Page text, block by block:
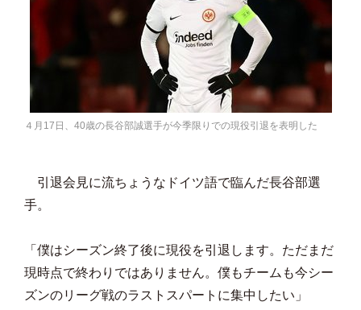
４月17日、40歳の長谷部誠選手が今季限りでの現役引退を表明した
引退会見に流ちょうなドイツ語で臨んだ長谷部選
手。
「僕はシーズン終了後に現役を引退します。ただまだ
現時点で終わりではありません。僕もチームも今シー
ズンのリーグ戦のラストスパートに集中したい」